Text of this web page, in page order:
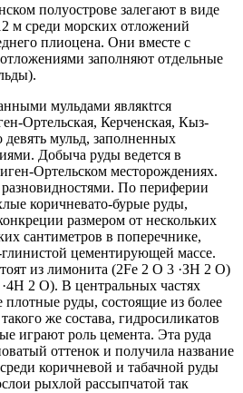
полуострове залегают в виде
м среди морских отложений
плиоцена. Они вместе с
заполняют отдельные
мульдами являкtтся
Ортельская, Керченская, Кыз-
девять мульд, заполненных
Добыча руды ведется в
Ортельском месторождениях.
разновидностями. По периферии
коричневато-бурые руды,
размером от нескольких
сантиметров в поперечнике,
цементирующей массе.
из лимонита (2Fe 2 O 3 ·ЗН 2 O)
2 O). В центральных частях
плотные руды, состоящие из более
же состава, гидросиликатов
играют роль цемента. Эта руда
оттенок и получила название
коричневой и табачной руды
рыхлой рассыпчатой так